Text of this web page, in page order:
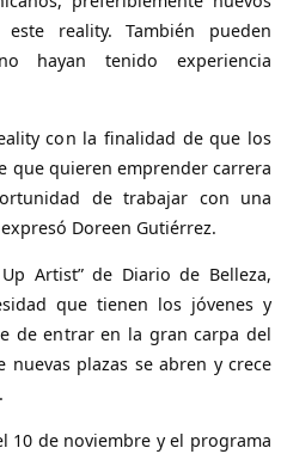
reality. También pueden
hayan tenido experiencia
con la finalidad de que los
que quieren emprender carrera
de trabajar con una
Doreen Gutiérrez.
Artist” de Diario de Belleza,
que tienen los jóvenes y
de entrar en la gran carpa del
plazas se abren y crece
10 de noviembre y el programa